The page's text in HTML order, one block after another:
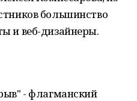
большинство
и веб-дизайнеры.
- флагманский